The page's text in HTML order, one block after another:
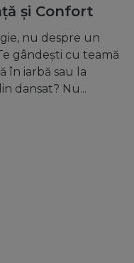
și Confort
nu despre un
gândești cu teamă
în iarbă sau la
dansat? Nu...